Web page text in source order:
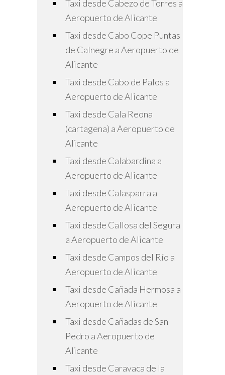
Taxi desde Cabezo de Torres a
Aeropuerto de Alicante
Taxi desde Cabo Cope Puntas
de Calnegre a Aeropuerto de
Alicante
Taxi desde Cabo de Palos a
Aeropuerto de Alicante
Taxi desde Cala Reona
(cartagena) a Aeropuerto de
Alicante
Taxi desde Calabardina a
Aeropuerto de Alicante
Taxi desde Calasparra a
Aeropuerto de Alicante
Taxi desde Callosa del Segura
a Aeropuerto de Alicante
Taxi desde Campos del Río a
Aeropuerto de Alicante
Taxi desde Cañada Hermosa a
Aeropuerto de Alicante
Taxi desde Cañadas de San
Pedro a Aeropuerto de
Alicante
Taxi desde Caravaca de la